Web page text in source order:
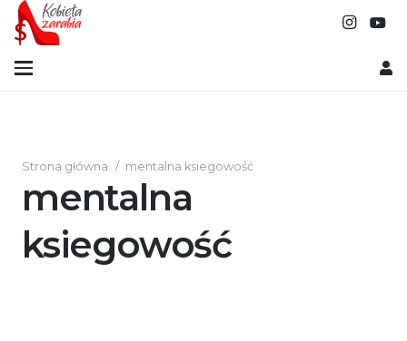
Strona główna / mentalna ksiegowość
mentalna
ksiegowość